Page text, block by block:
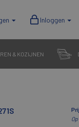
Inloggen
& KOZIJNEN